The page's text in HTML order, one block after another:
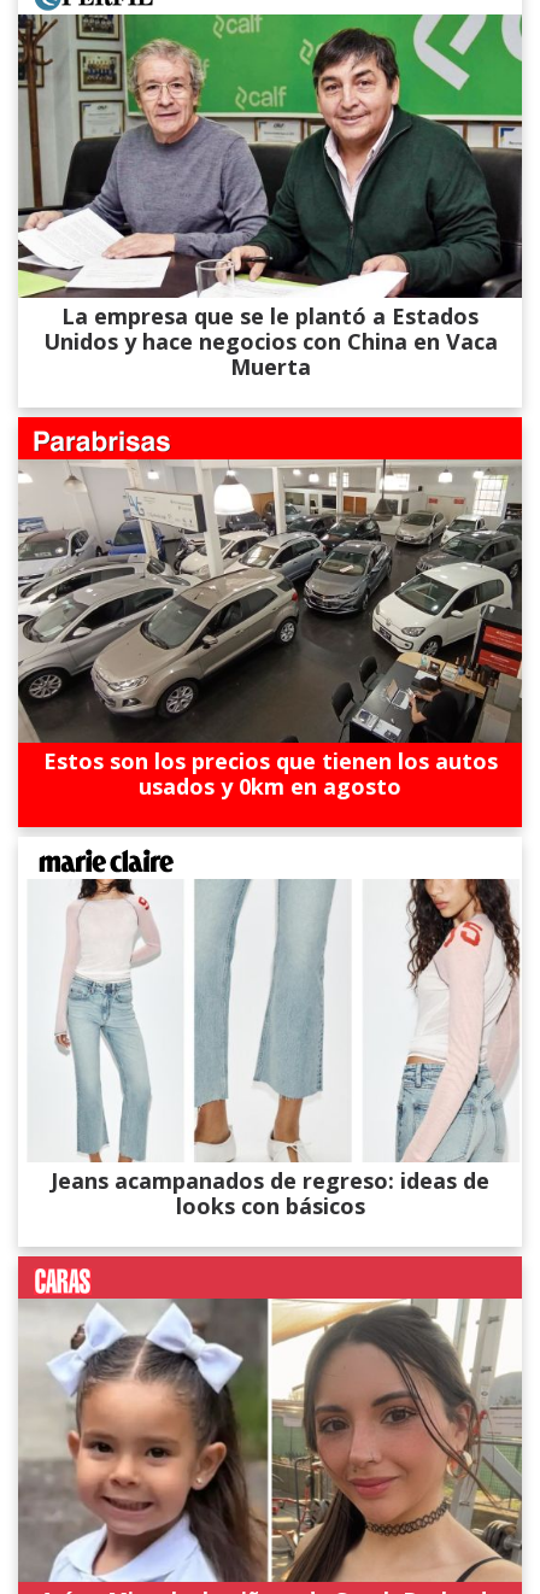
La empresa que se le plantó a Estados
Unidos y hace negocios con China en Vaca
Muerta
Estos son los precios que tienen los autos
usados y 0km en agosto
Jeans acampanados de regreso: ideas de
looks con básicos